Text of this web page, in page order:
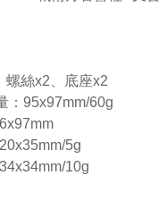
螺絲x2、底座x2
：95x97mm/60g
5g
10g